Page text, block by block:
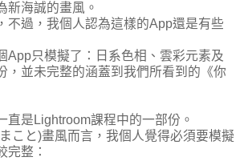
新海誠的畫風。
不過，我個人認為這樣的App還是有些
App只模擬了：日系色相、雲彩元素及
，並未完整的涵蓋到我們所看到的《你
直是Lightroom課程中的一部份。
こと)畫風而言，我個人覺得必須要模擬
完整：